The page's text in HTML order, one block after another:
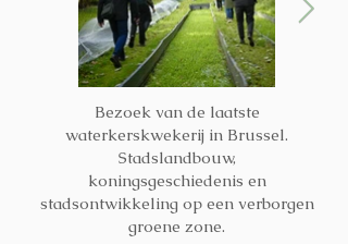
Bezoek van de laatste
waterkerskwekerij in Brussel.
Stadslandbouw,
koningsgeschiedenis en
stadsontwikkeling op een verborgen
groene zone.